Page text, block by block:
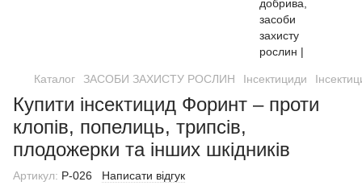
Каталог ЗАСОБИ ЗАХИСТУ РОСЛИН Інсектициди
Купити інсектицид Форинт – проти
клопів, попелиць, трипсів,
плодожерки та інших шкідників
Артикул: Р-026 Написати відгук